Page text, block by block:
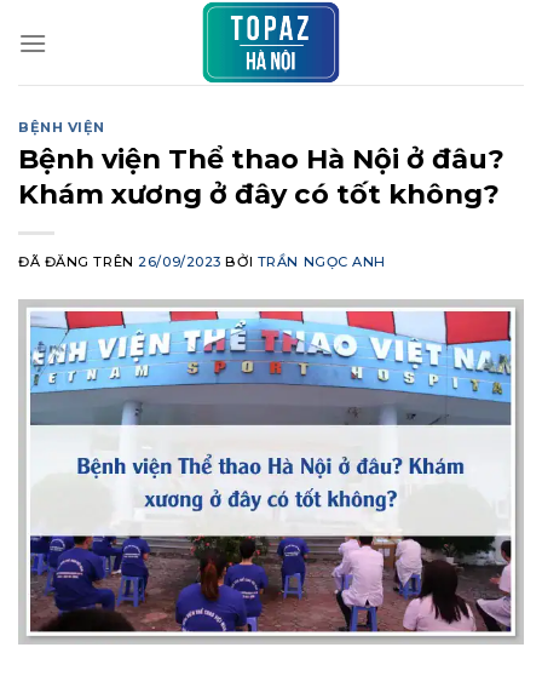
đến
BỆNH VIỆN
Bệnh viện Thể thao Hà Nội ở đâu?
Khám xương ở đây có tốt không?
ĐÃ ĐĂNG TRÊN26/09/2023 BỞI TRẦN NGỌC ANH